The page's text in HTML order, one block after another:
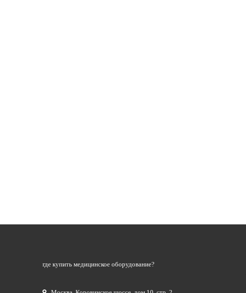
где купить медицинское оборудование?